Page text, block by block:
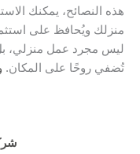
هذه النصائح، يمكنك
منزلك ويُحافظ على
ليس مجرد عمل منزلي، بل
تُضفي روحًا على المكان.